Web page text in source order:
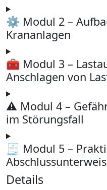
⚙️ Modul 2 –
Krananlagen
🧰 Modul 3 –
Anschlagen von
⚠️ Modul 4 –
im Störungsfall
🧾 Modul 5 –
Details